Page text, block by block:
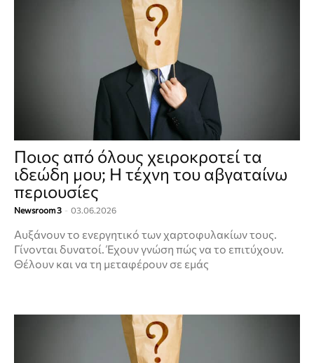
Ποιος από όλους χειροκροτεί τα
ιδεώδη μου; Η τέχνη του αβγαταίνω
περιουσίες
Newsroom 3 - 03.06.2026
Αυξάνουν το ενεργητικό των χαρτοφυλακίων τους.
Γίνονται δυνατοί. Έχουν γνώση πώς να το επιτύχουν.
Θέλουν και να τη μεταφέρουν σε εμάς